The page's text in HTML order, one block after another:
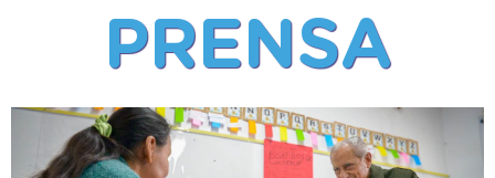
PRENSA